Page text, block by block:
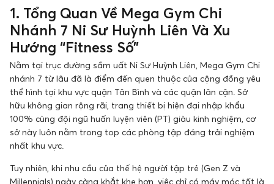
1. Tổng Quan Về Mega Gym Chi
Nhánh 7 Ni Sư Huỳnh Liên Và Xu
Hướng “Fitness Số”
Nằm tại trục đường sầm uất Ni Sư Huỳnh Liên, Mega Gym Chi
nhánh 7 từ lâu đã là điểm đến quen thuộc của cộng đồng yêu
thể hình tại khu vực quận Tân Bình và các quận lân cận. Sở
hữu không gian rộng rãi, trang thiết bị hiện đại nhập khẩu
100% cùng đội ngũ huấn luyện viên (PT) giàu kinh nghiệm, cơ
sở này luôn nằm trong top các phòng tập đáng trải nghiệm
nhất khu vực.
Tuy nhiên, khi nhu cầu của thế hệ người tập trẻ (Gen Z và
Millennials) ngày càng khắt khe hơn, việc chỉ có máy móc tốt là